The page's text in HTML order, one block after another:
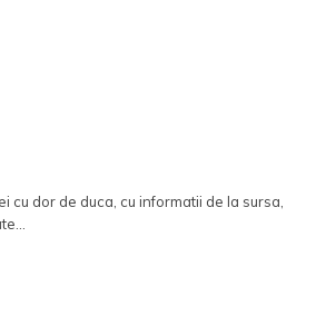
cu dor de duca, cu informatii de la sursa,